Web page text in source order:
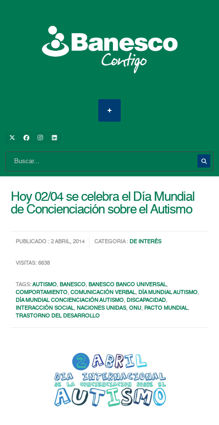
Hoy 02/04 se celebra el Día Mundial
de Concienciación sobre el Autismo
PUBLICADO : 2 ABRIL, 2014 CATEGORIA :DE INTERÉS
VISITAS: 6638
TAGS:AUTISMO,BANESCO,BANESCO BANCO UNIVERSAL,
COMPORTAMIENTO,COMUNICACIÓN VERBAL,DÍA MUNDIAL AUTISMO,
DÍA MUNDIAL CONCIENCIACIÓN AUTISMO,DISCAPACIDAD,
INTERACCIÓN SOCIAL,NACIONES UNIDAS,ONU, PACTO MUNDIAL,
TRASTORNO DEL DESARROLLO